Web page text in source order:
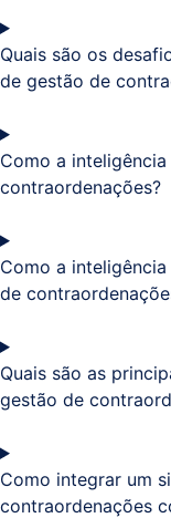
Quais são os
de gestão de
Como a
contraordenações?
Como a
de
Quais são as
gestão de
Como integrar um
contraordenações